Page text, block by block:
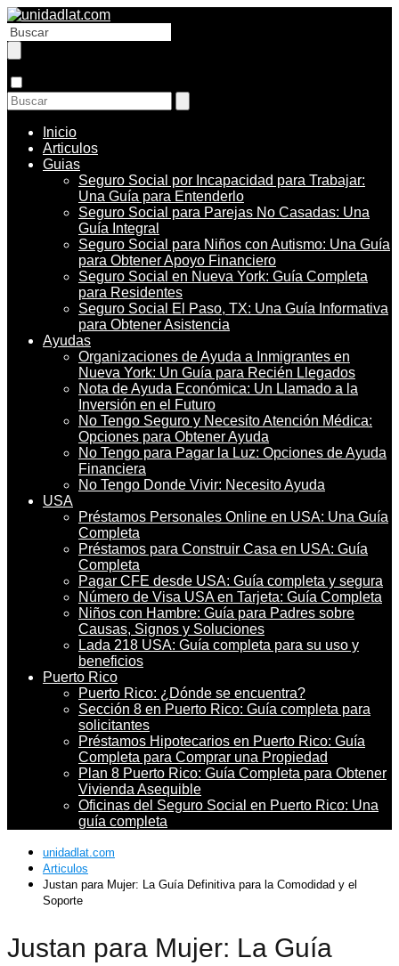
Inicio
Articulos
Guias
Seguro Social por Incapacidad para Trabajar:
Una Guía para Entenderlo
Seguro Social para Parejas No Casadas: Una
Guía Integral
Seguro Social para Niños con Autismo: Una Guía
para Obtener Apoyo Financiero
Seguro Social en Nueva York: Guía Completa
para Residentes
Seguro Social El Paso, TX: Una Guía Informativa
para Obtener Asistencia
Ayudas
Organizaciones de Ayuda a Inmigrantes en
Nueva York: Un Guía para Recién Llegados
Nota de Ayuda Económica: Un Llamado a la
Inversión en el Futuro
No Tengo Seguro y Necesito Atención Médica:
Opciones para Obtener Ayuda
No Tengo para Pagar la Luz: Opciones de Ayuda
Financiera
No Tengo Donde Vivir: Necesito Ayuda
USA
Préstamos Personales Online en USA: Una Guía
Completa
Préstamos para Construir Casa en USA: Guía
Completa
Pagar CFE desde USA: Guía completa y segura
Número de Visa USA en Tarjeta: Guía Completa
Niños con Hambre: Guía para Padres sobre
Causas, Signos y Soluciones
Lada 218 USA: Guía completa para su uso y
beneficios
Puerto Rico
Puerto Rico: ¿Dónde se encuentra?
Sección 8 en Puerto Rico: Guía completa para
solicitantes
Préstamos Hipotecarios en Puerto Rico: Guía
Completa para Comprar una Propiedad
Plan 8 Puerto Rico: Guía Completa para Obtener
Vivienda Asequible
Oficinas del Seguro Social en Puerto Rico: Una
guía completa
unidadlat.com
Articulos
Justan para Mujer: La Guía Definitiva para la Comodidad y el
Soporte
Justan para Mujer: La Guía